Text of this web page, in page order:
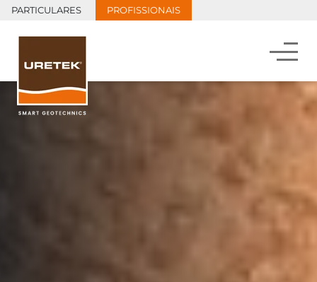
PARTICULARES PROFISSIONAIS